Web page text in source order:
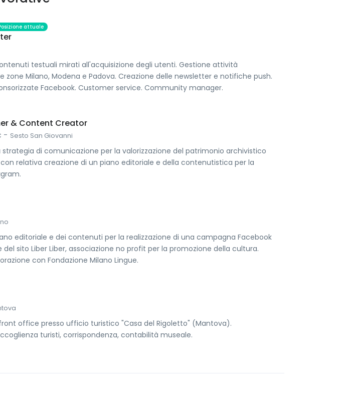
attuale
testuali mirati all'acquisizione degli utenti. Gestione attività
zone Milano, Modena e Padova. Creazione delle newsletter e notifiche push.
Facebook. Customer service. Community manager.
& Content Creator
- Sesto San Giovanni
strategia di comunicazione per la valorizzazione del patrimonio archivistico
relativa creazione di un piano editoriale e della contenutistica per la
editoriale e dei contenuti per la realizzazione di una campagna Facebook
sito Liber Liber, associazione no profit per la promozione della cultura.
con Fondazione Milano Lingue.
office presso ufficio turistico "Casa del Rigoletto" (Mantova).
turisti, corrispondenza, contabilità museale.